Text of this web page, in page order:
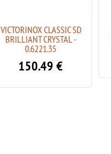
VICTORINOX CLASSIC SD
BRILLIANT CRYSTAL -
0.6221.35
150.49 €